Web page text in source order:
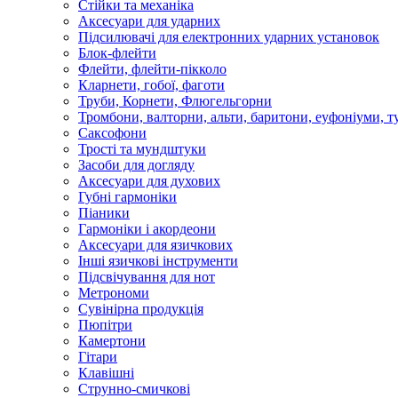
Стійки та механіка
Аксесуари для ударних
Підсилювачі для електронних ударних установок
Блок-флейти
Флейти, флейти-пікколо
Кларнети, гобої, фаготи
Труби, Корнети, Флюгельгорни
Тромбони, валторни, альти, баритони, еуфоніуми,
Саксофони
Трості та мундштуки
Засоби для догляду
Аксесуари для духових
Губні гармоніки
Піаники
Гармоніки і акордеони
Аксесуари для язичкових
Інші язичкові інструменти
Підсвічування для нот
Метрономи
Сувінірна продукція
Пюпітри
Камертони
Гітари
Клавішні
Струнно-смичкові